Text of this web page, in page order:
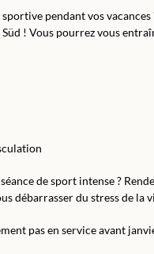
pendant vos vacances
! Vous pourrez vous
de sport intense ?
débarrasser du stress de la
pas en service avant